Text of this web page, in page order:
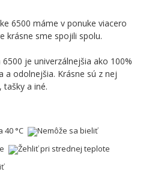
6500 máme v ponuke viacero
krásne sme spojili spolu.
je univerzálnejšia ako 100%
a odolnejšia. Krásne sú z nej
tašky a iné.